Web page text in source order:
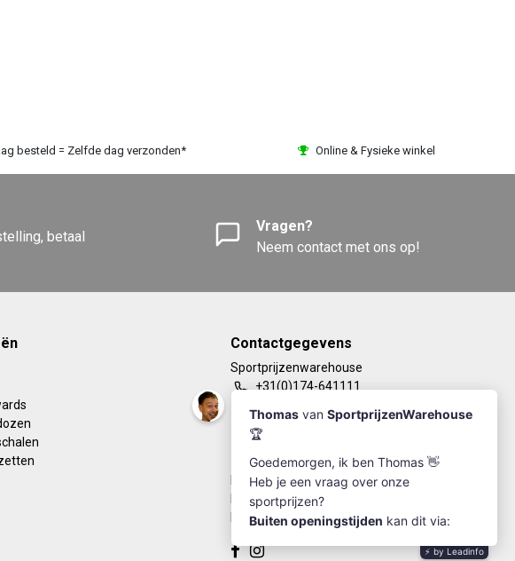
besteld = Zelfde dag verzonden* Online & Fysieke winkel
betaal
Vragen?
Neem contact met ons op!
Contactgegevens
Sportprijzenwarehouse
+31(0)174-641111
info@sportprijzenwarehouse.nl
Kleine Woerdlaan 19
KvK Number: 63249286
BTW-number: NL002184030B77
Bankrekening: NL67RABO0125923279